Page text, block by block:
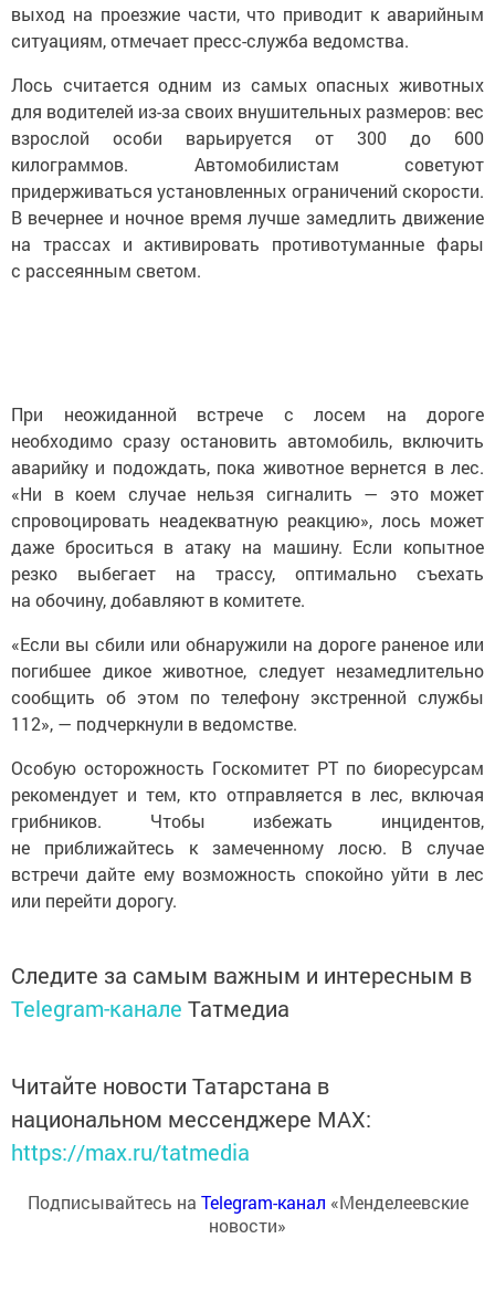
выход на проезжие части, что приводит к аварийным
ситуациям, отмечает пресс-служба ведомства.
Лось считается одним из самых опасных животных
для водителей из-за своих внушительных размеров: вес
взрослой особи варьируется от 300 до 600
килограммов. Автомобилистам советуют
придерживаться установленных ограничений скорости.
В вечернее и ночное время лучше замедлить движение
на трассах и активировать противотуманные фары
с рассеянным светом.
При неожиданной встрече с лосем на дороге
необходимо сразу остановить автомобиль, включить
аварийку и подождать, пока животное вернется в лес.
«Ни в коем случае нельзя сигналить — это может
спровоцировать неадекватную реакцию», лось может
даже броситься в атаку на машину. Если копытное
резко выбегает на трассу, оптимально съехать
на обочину, добавляют в комитете.
«Если вы сбили или обнаружили на дороге раненое или
погибшее дикое животное, следует незамедлительно
сообщить об этом по телефону экстренной службы
112», — подчеркнули в ведомстве.
Особую осторожность Госкомитет РТ по биоресурсам
рекомендует и тем, кто отправляется в лес, включая
грибников. Чтобы избежать инцидентов,
не приближайтесь к замеченному лосю. В случае
встречи дайте ему возможность спокойно уйти в лес
или перейти дорогу.
Следите за самым важным и интересным в
Telegram-канале Татмедиа
Читайте новости Татарстана в
национальном мессенджере MАХ:
https://max.ru/tatmedia
Подписывайтесь на Telegram-канал «Менделеевские
новости»